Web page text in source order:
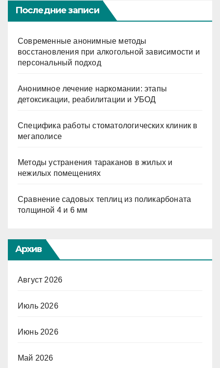
Последние записи
Современные анонимные методы
восстановления при алкогольной зависимости и
персональный подход
Анонимное лечение наркомании: этапы
детоксикации, реабилитации и УБОД
Специфика работы стоматологических клиник в
мегаполисе
Методы устранения тараканов в жилых и
нежилых помещениях
Сравнение садовых теплиц из поликарбоната
толщиной 4 и 6 мм
Архив
Август 2026
Июль 2026
Июнь 2026
Май 2026